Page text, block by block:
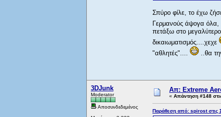
Σπύρο φίλε, το έχω
Γερμανούς άψογα
πετάξω στο
δικαιωματισμός....χεχε
"αθλητές"....
..θα
3DJunk
Moderator
Αποσυνδεδεμένος
Απ: Extreme
« Απάντηση #148
Παράθεση από: spirost στις